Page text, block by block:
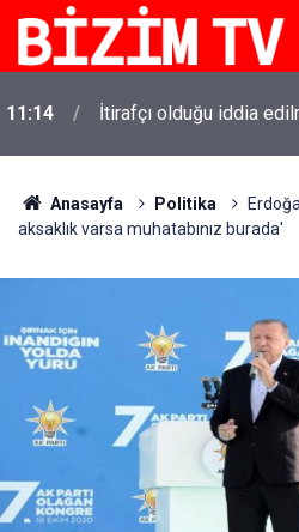
11:14 İtirafçı olduğu iddia
11:10 Yusuf Tekin açıkladı:
Anasayfa Politika
aksaklık varsa muhatabınız burada'